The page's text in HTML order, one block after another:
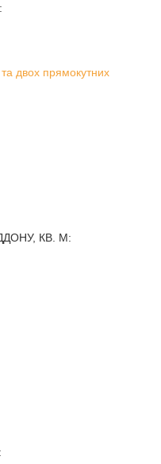
двох прямокутних
КВ. М: